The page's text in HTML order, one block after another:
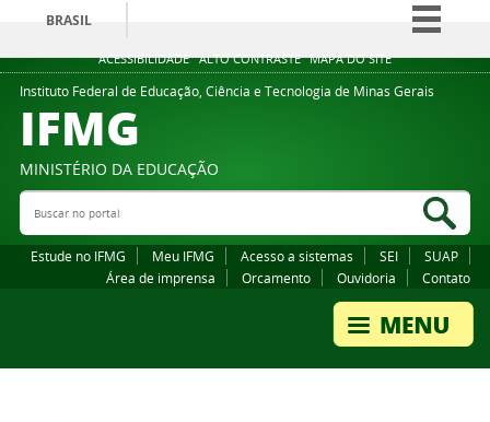
ACESSIBILIDADE ALTO CONTRASTE MAPA DO SITE
BRASIL
Simplifique!
Comunica BR
Legislação
Instituto Federal de Educação, Ciência e Tecnologia de Minas Gerais
IFMG
MINISTÉRIO DA EDUCAÇÃO
Buscar no portal
Estude no IFMG Meu IFMG Acesso a sistemas SEI
SUAP
Área de imprensa
Orcamento Ouvidoria Contato